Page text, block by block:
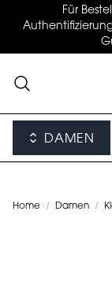
Für
DAMEN
Home / Damen /